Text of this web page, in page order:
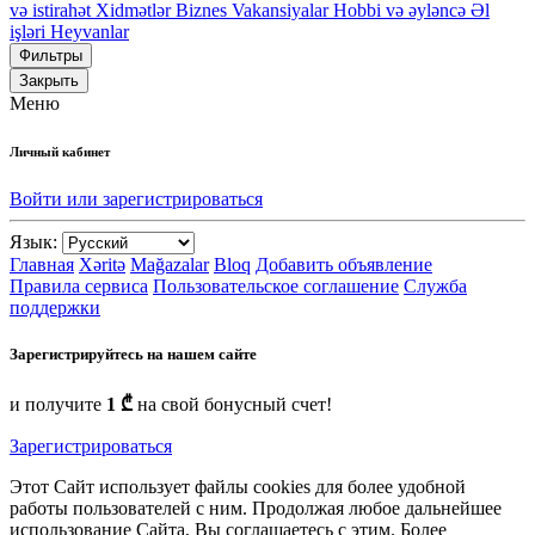
və istirahət Xidmətlər Biznes Vakansiyalar Hobbi və əyləncə Əl
işləri Heyvanlar
Фильтры
Закрыть
Меню
Личный кабинет
Войти или зарегистрироваться
Язык:
Главная Xəritə Mağazalar Bloq Добавить объявление
Правила сервиса Пользовательское соглашение Служба
поддержки
Зарегистрируйтесь на нашем сайте
и получите 1 ₾ на свой бонусный счет!
Зарегистрироваться
Этот Сайт использует файлы cookies для более удобной
работы пользователей с ним. Продолжая любое дальнейшее
использование Сайта, Вы соглашаетесь с этим. Более